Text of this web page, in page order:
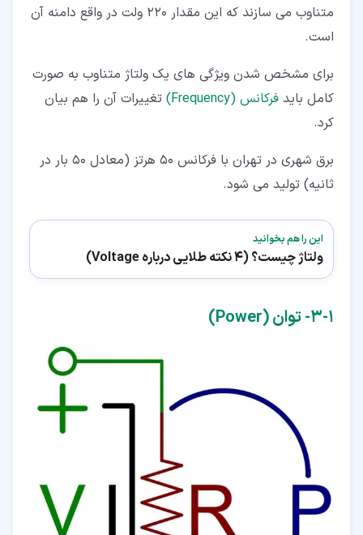
متناوب می سازند که این مقدار 220 ولت در واقع دامنه آن
است.
برای مشخص شدن ویژگی های یک ولتاژ متناوب به صورت
کامل باید فرکانس (Frequency)
تغییرات آن را هم بیان
کرد.
برق شهری در تهران با فرکانس 50 هرتز (معادل 50 بار در
ثانیه) تولید می شود.
این را هم بخوانید
ولتاژ چیست؟ (4 نکته طلایی درباره Voltage)
۱‏-‏۳‏- توان (Power)